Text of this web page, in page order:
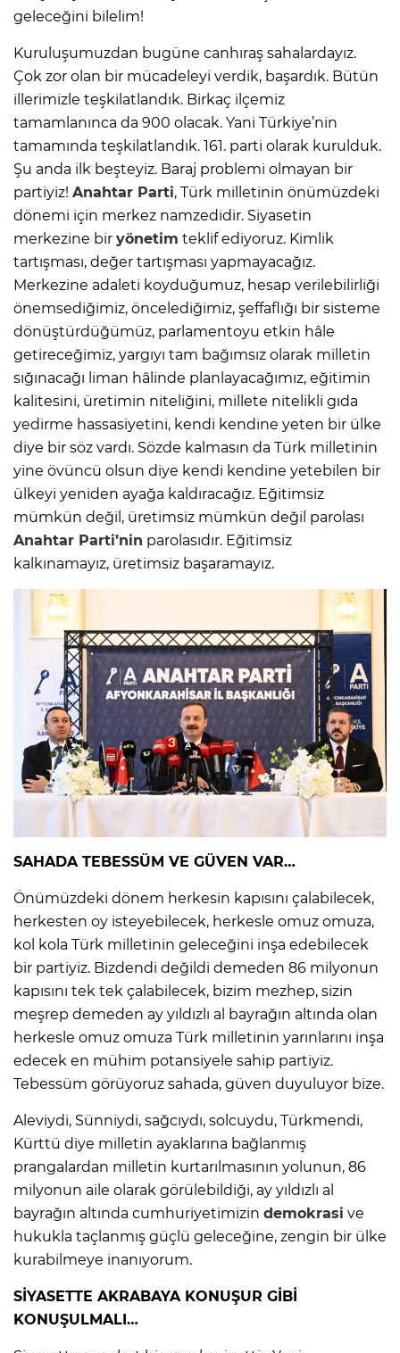
geleceğini bilelim!
Kuruluşumuzdan bugüne canhıraş sahalardayız.
Çok zor olan bir mücadeleyi verdik, başardık. Bütün
illerimizle teşkilatlandık. Birkaç ilçemiz
tamamlanınca da 900 olacak. Yani Türkiye’nin
tamamında teşkilatlandık. 161. parti olarak kurulduk.
Şu anda ilk beşteyiz. Baraj problemi olmayan bir
partiyiz! Anahtar Parti, Türk milletinin önümüzdeki
dönemi için merkez namzedidir. Siyasetin
merkezine bir yönetim teklif ediyoruz. Kimlik
tartışması, değer tartışması yapmayacağız.
Merkezine adaleti koyduğumuz, hesap verilebilirliği
önemsediğimiz, öncelediğimiz, şeffaflığı bir sisteme
dönüştürdüğümüz, parlamentoyu etkin hâle
getireceğimiz, yargıyı tam bağımsız olarak milletin
sığınacağı liman hâlinde planlayacağımız, eğitimin
kalitesini, üretimin niteliğini, millete nitelikli gıda
yedirme hassasiyetini, kendi kendine yeten bir ülke
diye bir söz vardı. Sözde kalmasın da Türk milletinin
yine övüncü olsun diye kendi kendine yetebilen bir
ülkeyi yeniden ayağa kaldıracağız. Eğitimsiz
mümkün değil, üretimsiz mümkün değil parolası
Anahtar Parti’nin parolasıdır. Eğitimsiz
kalkınamayız, üretimsiz başaramayız.
SAHADA TEBESSÜM VE GÜVEN VAR…
Önümüzdeki dönem herkesin kapısını çalabilecek,
herkesten oy isteyebilecek, herkesle omuz omuza,
kol kola Türk milletinin geleceğini inşa edebilecek
bir partiyiz. Bizdendi değildi demeden 86 milyonun
kapısını tek tek çalabilecek, bizim mezhep, sizin
meşrep demeden ay yıldızlı al bayrağın altında olan
herkesle omuz omuza Türk milletinin yarınlarını inşa
edecek en mühim potansiyele sahip partiyiz.
Tebessüm görüyoruz sahada, güven duyuluyor bize.
Aleviydi, Sünniydi, sağcıydı, solcuydu, Türkmendi,
Kürttü diye milletin ayaklarına bağlanmış
prangalardan milletin kurtarılmasının yolunun, 86
milyonun aile olarak görülebildiği, ay yıldızlı al
bayrağın altında cumhuriyetimizin demokrasi ve
hukukla taçlanmış güçlü geleceğine, zengin bir ülke
kurabilmeye inanıyorum.
SİYASETTE AKRABAYA KONUŞUR GİBİ
KONUŞULMALI…